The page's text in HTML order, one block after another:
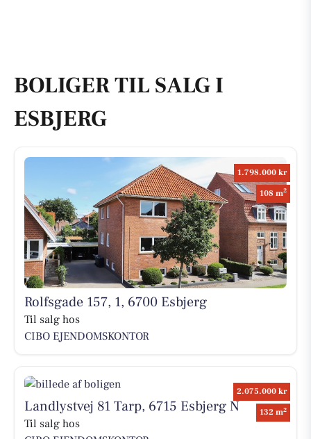
BOLIGER TIL SALG I
ESBJERG
1.798.000 kr
108 m2
Rolfsgade 157, 1, 6700 Esbjerg
Til salg hos
CIBO EJENDOMSKONTOR
2.075.000 kr
132 m2
Landlystvej 81 Tarp, 6715 Esbjerg N
Til salg hos